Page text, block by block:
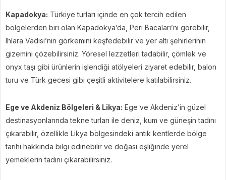
Kapadokya: Türkiye turları içinde en çok tercih edilen
bölgelerden biri olan Kapadokya’da, Peri Bacaları’nı görebilir,
Ihlara Vadisi’nin görkemini keşfedebilir ve yer altı şehirlerinin
gizemini çözebilirsiniz. Yöresel lezzetleri tadabilir, çömlek ve
onyx taşı gibi ürünlerin işlendiği atölyeleri ziyaret edebilir, balon
turu ve Türk gecesi gibi çeşitli aktivitelere katılabilirsiniz.
Ege ve Akdeniz Bölgeleri & Likya: Ege ve Akdeniz’in güzel
destinasyonlarında tekne turları ile deniz, kum ve güneşin tadını
çıkarabilir, özellikle Likya bölgesindeki antik kentlerde bölge
tarihi hakkında bilgi edinebilir ve doğası eşliğinde yerel
yemeklerin tadını çıkarabilirsiniz.